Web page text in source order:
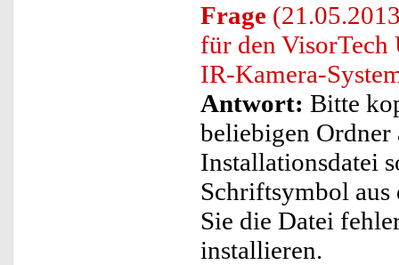
Frage
für den
IR-Kamera-
Antwort: Bitte
beliebigen Ordner
Installationsdatei
Schriftsymbol aus
Sie die Datei
installieren.